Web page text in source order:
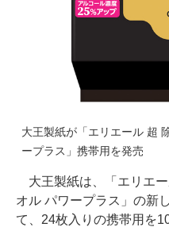
大王製紙が「エリエール 超
ープラス」携帯用を発売
大王製紙は、「エリエ
オル パワープラス」の新
て、24枚入りの携帯用を